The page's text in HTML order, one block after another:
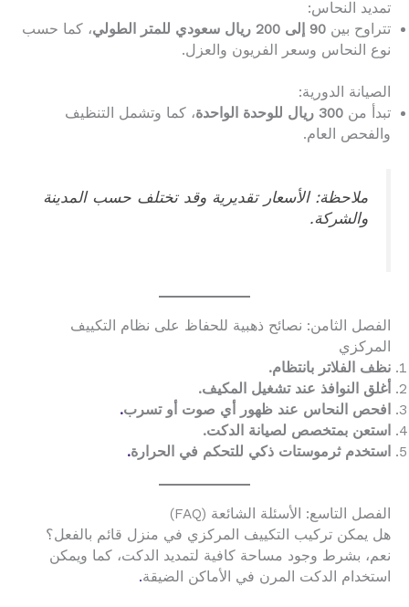
تمديد النحاس:
تتراوح بين 90 إلى 200 ريال سعودي للمتر الطولي
، كما حسب
نوع النحاس وسعر الفريون والعزل.
الصيانة الدورية:
تبدأ من 300 ريال للوحدة الواحدة
، كما وتشمل التنظيف
والفحص العام.
ملاحظة: الأسعار تقديرية وقد تختلف حسب المدينة
والشركة.
الفصل الثامن: نصائح ذهبية للحفاظ على نظام التكييف
المركزي
نظف الفلاتر بانتظام.
أغلق النوافذ عند تشغيل المكيف.
افحص النحاس عند ظهور أي صوت أو تسرب.
استعن بمتخصص لصيانة الدكت.
استخدم ثرموستات ذكي للتحكم في الحرارة.
الفصل التاسع: الأسئلة الشائعة (FAQ)
هل يمكن تركيب التكييف المركزي في منزل قائم بالفعل؟
نعم، بشرط وجود مساحة كافية لتمديد الدكت، كما ويمكن
استخدام الدكت المرن في الأماكن الضيقة.